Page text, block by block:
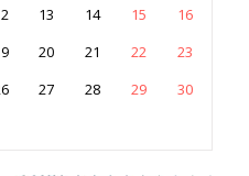
13 14 15
16
20 21 22
23
27 28 29
30